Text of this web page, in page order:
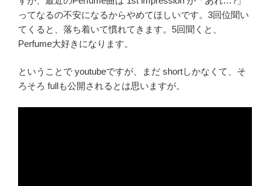
ってなるの不安になるからやめてほしいです。3回位聞い
てくると、落ち着いて慣れてきます。5回聞くと、
Perfume大好きになります。
ということで youtubeですが、まだ shortしかなくて、そ
ろそろ fullも公開されるとは思いますが。